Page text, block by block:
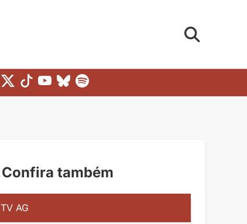
Confira também
TV AG